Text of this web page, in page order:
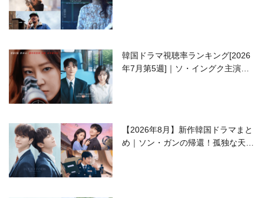
韓国ドラマ視聴率ランキング[2026
年7月第5週]｜ソ・イングク主演の
【2026年8月】新作韓国ドラマまと
め｜ソン・ガンの帰還！孤独な天才